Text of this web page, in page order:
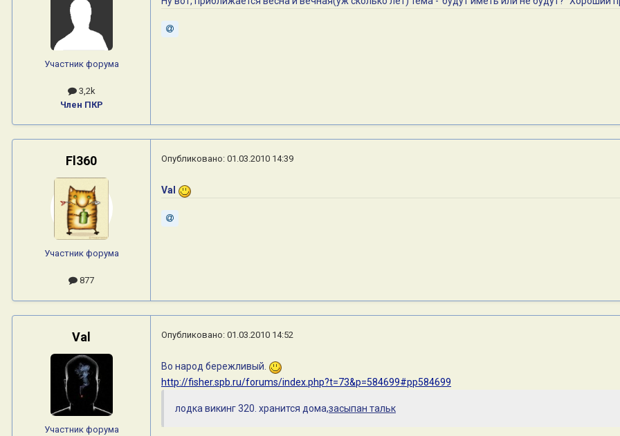
Участник форума
3,2k
Член ПКР
Fl360
Участник форума
877
Опубликовано: 01.03.2010 14:39
Val
Val
Участник форума
Опубликовано: 01.03.2010 14:52
Во народ бережливый.
http://fisher.spb.ru/forums/index.php?t=73&p=584699#pp584699
лодка викинг 320. хранится дома,засыпан тальк